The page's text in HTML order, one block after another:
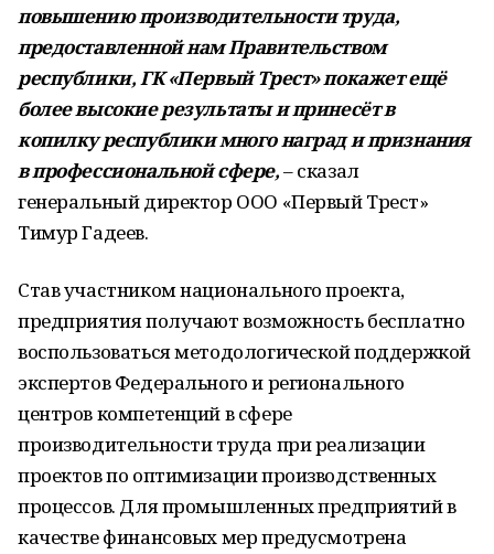
повышению производительности труда,
предоставленной нам Правительством
республики, ГК «Первый Трест» покажет ещё
более высокие результаты и принесёт в
копилку республики много наград и признания
в профессиональной сфере,– сказал
генеральный директор ООО «Первый Трест»
Тимур Гадеев.
Став участником национального проекта,
предприятия получают возможность бесплатно
воспользоваться методологической поддержкой
экспертов Федерального и регионального
центров компетенций в сфере
производительности труда при реализации
проектов по оптимизации производственных
процессов. Для промышленных предприятий в
качестве финансовых мер предусмотрена